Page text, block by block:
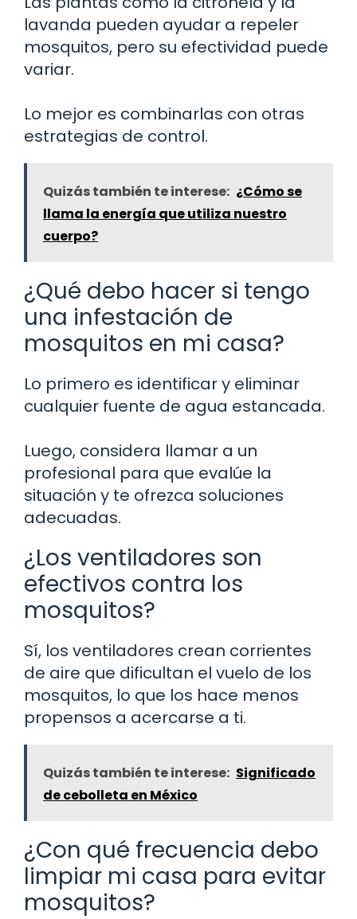
lavanda pueden ayudar a repeler
mosquitos, pero su efectividad puede
variar.
Lo mejor es combinarlas con otras
estrategias de control.
Quizás también te interese: ¿Cómo se
llama la energía que utiliza nuestro
cuerpo?
¿Qué debo hacer si tengo
una infestación de
mosquitos en mi casa?
Lo primero es identificar y eliminar
cualquier fuente de agua estancada.
Luego, considera llamar a un
profesional para que evalúe la
situación y te ofrezca soluciones
adecuadas.
¿Los ventiladores son
efectivos contra los
mosquitos?
Sí, los ventiladores crean corrientes
de aire que dificultan el vuelo de los
mosquitos, lo que los hace menos
propensos a acercarse a ti.
Quizás también te interese: Significado
de cebolleta en México
¿Con qué frecuencia debo
limpiar mi casa para evitar
mosquitos?